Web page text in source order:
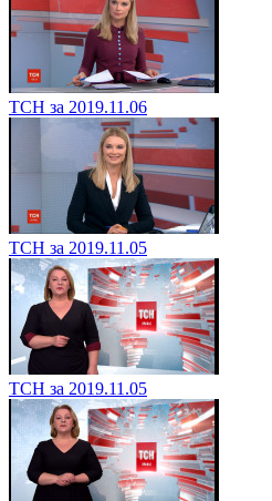
ТСН за 2019.11.06
ТСН за 2019.11.05
ТСН за 2019.11.05